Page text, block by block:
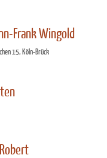
Frank Wingold
15, Köln-Brück